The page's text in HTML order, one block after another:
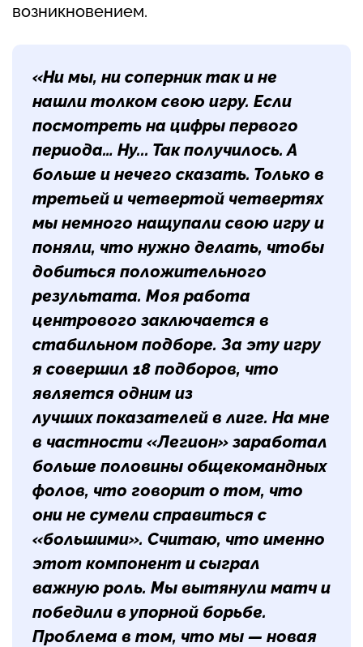
возникновением.
«Ни мы, ни соперник так и не
нашли толком свою игру. Если
посмотреть на цифры первого
периода… Ну... Так получилось. А
больше и нечего сказать. Только в
третьей и четвертой четвертях
мы немного нащупали свою игру и
поняли, что нужно делать, чтобы
добиться положительного
результата. Моя работа
центрового заключается в
стабильном подборе. За эту игру
я совершил 18 подборов, что
является одним из
лучших показателей в лиге. На мне
в частности «Легион» заработал
больше половины общекомандных
фолов, что говорит о том, что
они не сумели справиться с
«большими». Считаю, что именно
этот компонент и сыграл
важную роль. Мы вытянули матч и
победили в упорной борьбе.
Проблема в том, что мы — новая